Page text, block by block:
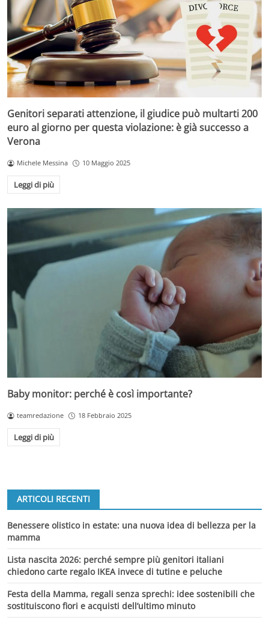
Genitori separati attenzione, il giudice può multarti 200
euro al giorno per questa violazione: è già successo a
Verona
Michele Messina 10 Maggio 2025
Leggi di più
Baby monitor: perché è così importante?
teamredazione 18 Febbraio 2025
Leggi di più
ARTICOLI RECENTI
Benessere olistico in estate: una nuova idea di bellezza per la
mamma
Lista nascita 2026: perché sempre più genitori italiani
chiedono carte regalo IKEA invece di tutine e peluche
Festa della Mamma, regali senza sprechi: idee sostenibili che
sostituiscono fiori e acquisti dell’ultimo minuto